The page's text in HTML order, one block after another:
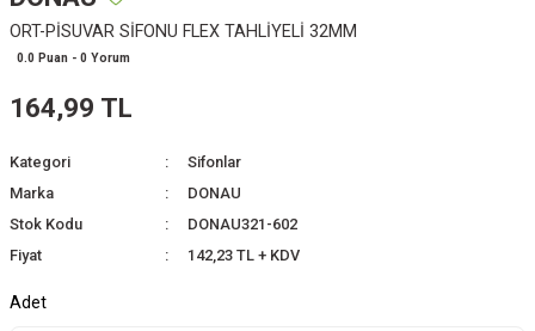
ORT-PİSUVAR SİFONU FLEX TAHLİYELİ 32MM
0.0 Puan - 0 Yorum
164,99 TL
Kategori
Sifonlar
Marka
DONAU
Stok Kodu
DONAU321-602
Fiyat
142,23 TL + KDV
Adet